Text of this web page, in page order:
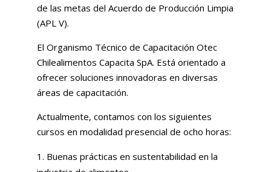
de las metas del Acuerdo de Producción Limpia
(APL V).
El Organismo Técnico de Capacitación Otec
Chilealimentos Capacita SpA. Está orientado a
ofrecer soluciones innovadoras en diversas
áreas de capacitación.
Actualmente, contamos con los siguientes
cursos en modalidad presencial de ocho horas:
Buenas prácticas en sustentabilidad en la